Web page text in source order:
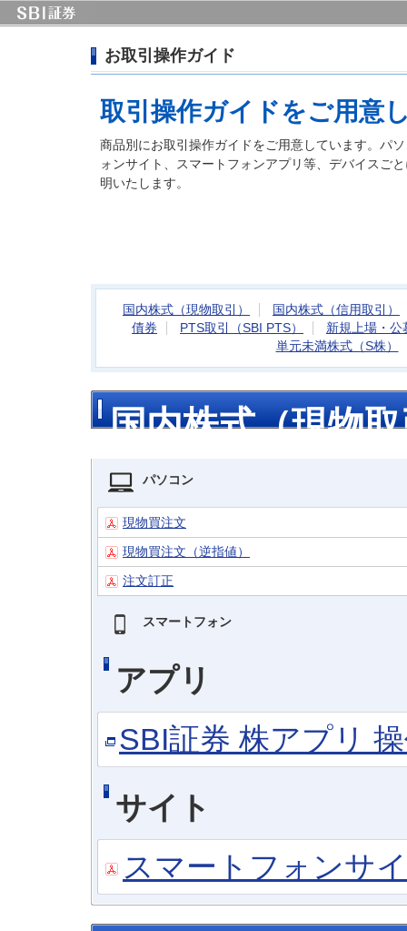
お取引操作ガイド
取引操作ガイドをご用意
商品別にお取引操作ガイドをご用意しています。パ
ォンサイト、スマートフォンアプリ等、デバイスご
明いたします。
国内株式（現物取引）
国内株式（信用取引）
債券
PTS取引（SBI PTS）
新規上場・公
単元未満株式（S株）
国内株式（現物
パソコン
現物買注文
現物買注文（逆指値）
注文訂正
スマートフォン
アプリ
SBI証券 株アプリ
サイト
スマートフォンサ